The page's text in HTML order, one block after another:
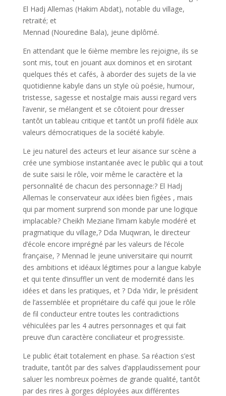
El Hadj Allemas (Hakim Abdat), notable du village,
retraité; et
Mennad (Nouredine Bala), jeune diplômé.
En attendant que le 6ième membre les rejoigne, ils se
sont mis, tout en jouant aux dominos et en sirotant
quelques thés et cafés, à aborder des sujets de la vie
quotidienne kabyle dans un style où poésie, humour,
tristesse, sagesse et nostalgie mais aussi regard vers
l’avenir, se mélangent et se côtoient pour dresser
tantôt un tableau critique et tantôt un profil fidèle aux
valeurs démocratiques de la société kabyle.
Le jeu naturel des acteurs et leur aisance sur scène a
crée une symbiose instantanée avec le public qui a tout
de suite saisi le rôle, voir même le caractère et la
personnalité de chacun des personnage:? El Hadj
Allemas le conservateur aux idées bien figées , mais
qui par moment surprend son monde par une logique
implacable? Cheikh Meziane l’imam kabyle modéré et
pragmatique du village,? Dda Muqwran, le directeur
d’école encore imprégné par les valeurs de l’école
française, ? Mennad le jeune universitaire qui nourrit
des ambitions et idéaux légitimes pour a langue kabyle
et qui tente d’insuffler un vent de modernité dans les
idées et dans les pratiques, et ? Dda Yidir, le président
de l’assemblée et propriétaire du café qui joue le rôle
de fil conducteur entre toutes les contradictions
véhiculées par les 4 autres personnages et qui fait
preuve d’un caractère conciliateur et progressiste.
Le public était totalement en phase. Sa réaction s’est
traduite, tantôt par des salves d’applaudissement pour
saluer les nombreux poèmes de grande qualité, tantôt
par des rires à gorges déployées aux différentes